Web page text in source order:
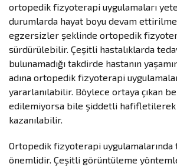
ortopedik fizyoterapi uygulamaları
durumlarda hayat boyu devam
egzersizler şeklinde ortopedik
sürdürülebilir. Çeşitli hastalıklarda
bulunamadığı takdirde hastanın
adına ortopedik fizyoterapi
yararlanılabilir. Böylece ortaya çıkan
edilemiyorsa bile şiddetli hafifletilerek
kazanılabilir.
Ortopedik fizyoterapi uygulamalarında
önemlidir. Çeşitli görüntüleme